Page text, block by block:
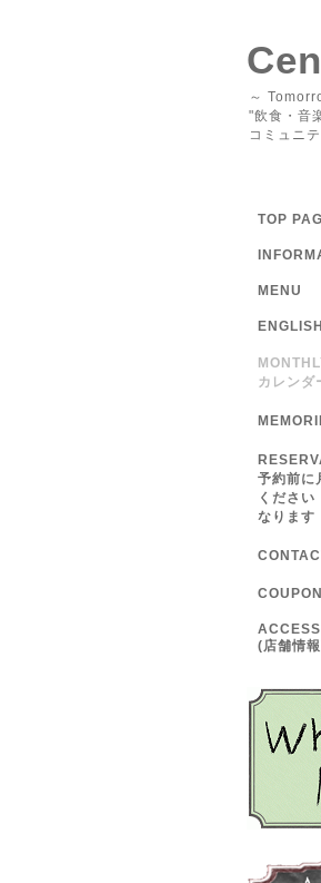
～
"飲食・音
コミュニ
TOP
MENU
カレンダ
予約前に
くださ
なります
COUPON
(店舗情